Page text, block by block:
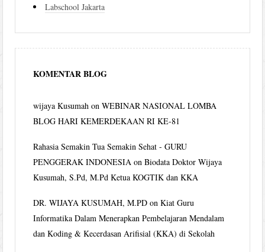
Labschool Jakarta
KOMENTAR BLOG
wijaya Kusumah onWEBINAR NASIONAL LOMBA
BLOG HARI KEMERDEKAAN RI KE-81
Rahasia Semakin Tua Semakin Sehat - GURU
PENGGERAK INDONESIA onBiodata Doktor Wijaya
Kusumah, S.Pd, M.Pd Ketua KOGTIK dan KKA
DR. WIJAYA KUSUMAH, M.PD onKiat Guru
Informatika Dalam Menerapkan Pembelajaran Mendalam
dan Koding & Kecerdasan Arifisial (KKA) di Sekolah